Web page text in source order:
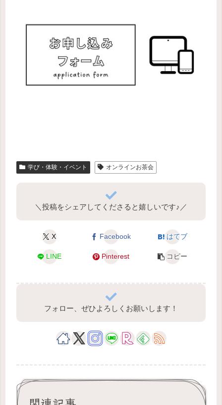
学び・体験・イベント オンラインお茶会
＼投稿をシェアしてくださると嬉しいです♪／
X Facebook はてブ
LINE Pinterest コピー
フォロー、ぜひよろしくお願いします！